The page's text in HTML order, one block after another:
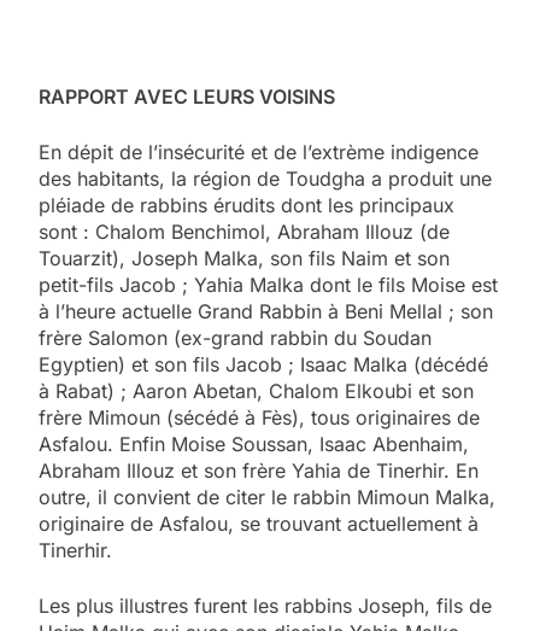
RAPPORT AVEC LEURS VOISINS
En dépit de l’insécurité et de l’extrème indigence
des habitants, la région de Toudgha a produit une
pléiade de rabbins érudits dont les principaux
sont : Chalom Benchimol, Abraham Illouz (de
Touarzit), Joseph Malka, son fils Naim et son
petit-fils Jacob ; Yahia Malka dont le fils Moise est
à l’heure actuelle Grand Rabbin à Beni Mellal ; son
frère Salomon (ex-grand rabbin du Soudan
Egyptien) et son fils Jacob ; Isaac Malka (décédé
à Rabat) ; Aaron Abetan, Chalom Elkoubi et son
frère Mimoun (sécédé à Fès), tous originaires de
Asfalou. Enfin Moise Soussan, Isaac Abenhaim,
Abraham Illouz et son frère Yahia de Tinerhir. En
outre, il convient de citer le rabbin Mimoun Malka,
originaire de Asfalou, se trouvant actuellement à
Tinerhir.
Les plus illustres furent les rabbins Joseph, fils de